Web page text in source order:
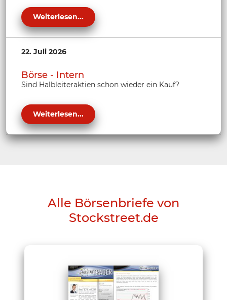
Weiterlesen...
22. Juli 2026
Börse - Intern
Sind Halbleiteraktien schon wieder ein Kauf?
Weiterlesen...
Alle Börsenbriefe von
Stockstreet.de